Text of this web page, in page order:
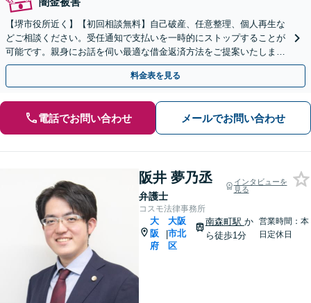
【堺市役所近く】【初回相談無料】自己破産、任意整理、個人再生な
どご相談ください。受任通知で支払いを一時的にストップすることが
可能です。親身にお話を伺い最適な借金返済方法をご提案いたしま
す。豊富な実績をもとに迅速対応し解決へ導きます。
料金表を見る
電話でお問い合わせ メールでお問い合わせ
阪井 夢乃丞
弁護士
インタビューを
見る
コスモ法律事務所
大
阪
府
|
大阪
市北
区
南森町駅 か
ら徒歩1分
営業時間：本
日定休日